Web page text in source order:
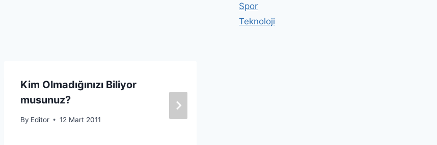
Kim Olmadığınızı Biliyor
musunuz?
By Editor 12 Mart 2011
Spor
Teknoloji